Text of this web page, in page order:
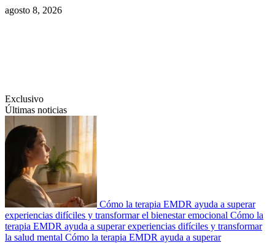
Saltar
agosto 8, 2026
Exclusivo
Últimas noticias
Cómo la terapia EMDR ayuda a superar
experiencias difíciles y transformar el bienestar emocional Cómo la
terapia EMDR ayuda a superar experiencias difíciles y transformar
la salud mental Cómo la terapia EMDR ayuda a superar